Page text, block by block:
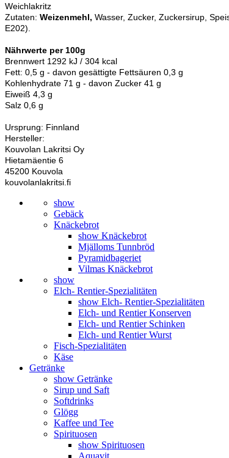
Weichlakritz
Zutaten: Weizenmehl, Wasser, Zucker, Zuckersirup,
E202).
Nährwerte per 100g
Brennwert 1292 kJ / 304 kcal
Fett: 0,5 g - davon gesättigte Fettsäuren 0,3 g
Kohlenhydrate 71 g - davon Zucker 41 g
Eiweiß 4,3 g
Salz 0,6 g
Ursprung: Finnland
Hersteller:
Kouvolan Lakritsi Oy
Hietamäentie 6
45200 Kouvola
kouvolanlakritsi.fi
show
Gebäck
Knäckebrot
show Knäckebrot
Mjälloms Tunnbröd
Pyramidbageriet
Vilmas Knäckebrot
show
Elch- Rentier-Spezialitäten
show Elch- Rentier-Spezialitäten
Elch- und Rentier Konserven
Elch- und Rentier Schinken
Elch- und Rentier Wurst
Fisch-Spezialitäten
Käse
Getränke
show Getränke
Sirup und Saft
Softdrinks
Glögg
Kaffee und Tee
Spirituosen
show Spirituosen
Aquavit